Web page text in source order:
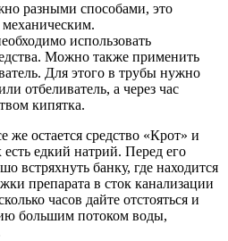
разными способами, это
использовать
Можно также применить
Для этого в трубы нужно
отбеливатель, а через час
кипятка.
остается средство «Крот» и
есть едкий натрий. Перед его
встряхнуть банку, где находится
препарата в сток канализации
часов дайте отстояться и
большим потоком воды,